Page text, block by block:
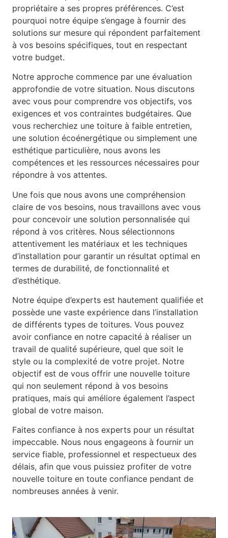
propriétaire a ses propres préférences. C’est
pourquoi notre équipe s’engage à fournir des
solutions sur mesure qui répondent parfaitement
à vos besoins spécifiques, tout en respectant
votre budget.
Notre approche commence par une évaluation
approfondie de votre situation. Nous discutons
avec vous pour comprendre vos objectifs, vos
exigences et vos contraintes budgétaires. Que
vous recherchiez une toiture à faible entretien,
une solution écoénergétique ou simplement une
esthétique particulière, nous avons les
compétences et les ressources nécessaires pour
répondre à vos attentes.
Une fois que nous avons une compréhension
claire de vos besoins, nous travaillons avec vous
pour concevoir une solution personnalisée qui
répond à vos critères. Nous sélectionnons
attentivement les matériaux et les techniques
d’installation pour garantir un résultat optimal en
termes de durabilité, de fonctionnalité et
d’esthétique.
Notre équipe d’experts est hautement qualifiée et
possède une vaste expérience dans l’installation
de différents types de toitures. Vous pouvez
avoir confiance en notre capacité à réaliser un
travail de qualité supérieure, quel que soit le
style ou la complexité de votre projet. Notre
objectif est de vous offrir une nouvelle toiture
qui non seulement répond à vos besoins
pratiques, mais qui améliore également l’aspect
global de votre maison.
Faites confiance à nos experts pour un résultat
impeccable. Nous nous engageons à fournir un
service fiable, professionnel et respectueux des
délais, afin que vous puissiez profiter de votre
nouvelle toiture en toute confiance pendant de
nombreuses années à venir.